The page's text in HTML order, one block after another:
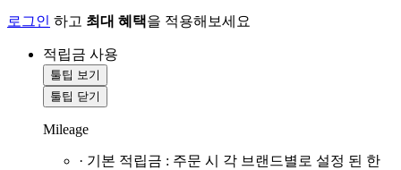
로그인 하고 최대 혜택을 적용해보세요
적립금 사용
툴팁 보기
툴팁 닫기
Mileage
· 기본 적립금 : 주문 시 각 브랜드별로 설정 된 한